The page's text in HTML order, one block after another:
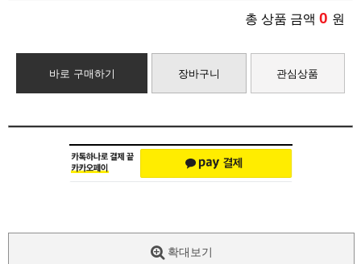
총 상품 금액 0 원
바로 구매하기 장바구니 관심상품
확대보기